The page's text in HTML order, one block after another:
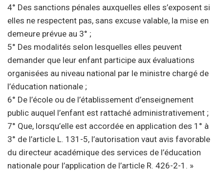
4° Des sanctions pénales auxquelles elles s’exposent si
elles ne respectent pas, sans excuse valable, la mise en
demeure prévue au 3° ;
5° Des modalités selon lesquelles elles peuvent
demander que leur enfant participe aux évaluations
organisées au niveau national par le ministre chargé de
l’éducation nationale ;
6° De l’école ou de l’établissement d’enseignement
public auquel l’enfant est rattaché administrativement ;
7° Que, lorsqu’elle est accordée en application des 1° à
3° de l’article L. 131-5, l’autorisation vaut avis favorable
du directeur académique des services de l’éducation
nationale pour l’application de l’article R. 426-2-1. »